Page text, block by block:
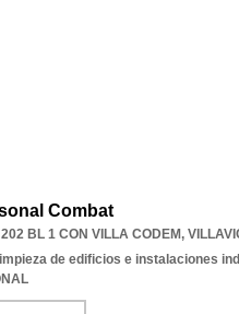
Combat
BL 1 CON VILLA CODEM,
de edificios e instalaciones